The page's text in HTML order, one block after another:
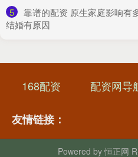
5
靠谱的配资 原生家庭影响有
结婚有原因
168配资 配资网导
友情链接：
Powered by恒正网